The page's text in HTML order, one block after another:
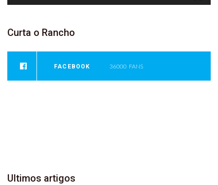
Curta o Rancho
FACEBOOK 36000 FANS
Ultimos artigos